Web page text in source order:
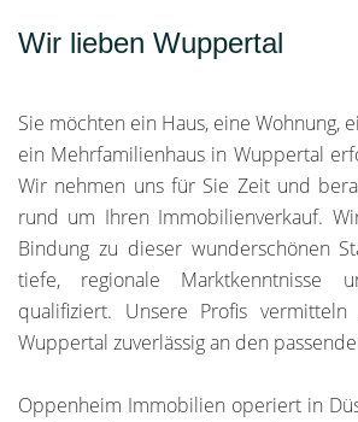
Wir lieben Wuppertal
Sie möchten ein Haus, eine Wohnung,
ein Mehrfamilienhaus in Wuppertal
Wir nehmen uns für Sie Zeit und
rund um Ihren Immobilienverkauf.
Bindung zu dieser wunderschönen
tiefe, regionale Marktkenntnisse
qualifiziert. Unsere Profis
Wuppertal zuverlässig an den
Oppenheim Immobilien operiert in